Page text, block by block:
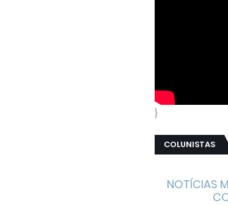
}
COLUNISTAS
NOTÍCIAS